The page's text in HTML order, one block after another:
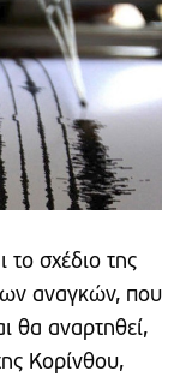
το σχέδιο της
αναγκών, που
θα αναρτηθεί,
Κορίνθου,